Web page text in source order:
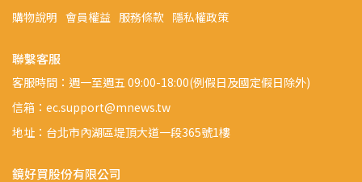
購物說明 會員權益 服務條款 隱私權政策
聯繫客服
客服時間：週一至週五 09:00-18:00(例假日及國定假日除外)
信箱：ec.support@mnews.tw
地址：台北市內湖區堤頂大道一段365號1樓
鏡好買股份有限公司